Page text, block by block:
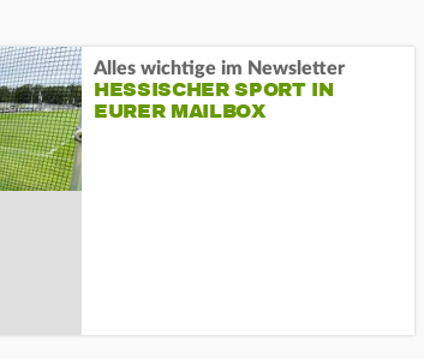
Alles wichtige im Newsletter
HESSISCHER SPORT IN
EURER MAILBOX